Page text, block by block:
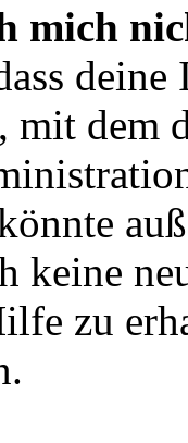
mich
mit dem
keine
zu